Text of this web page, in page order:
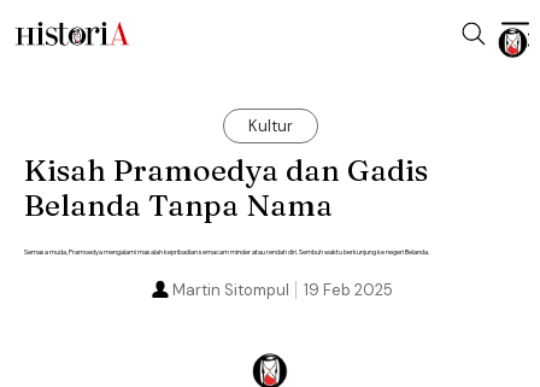
Kultur
Kisah Pramoedya dan Gadis
Belanda Tanpa Nama
Semasa muda, Pramoedya mengalami masalah kepribadian semacam minder atau rendah diri. Sembuh waktu berkunjung ke negeri Belanda.
19 Feb 2025
Martin Sitompul